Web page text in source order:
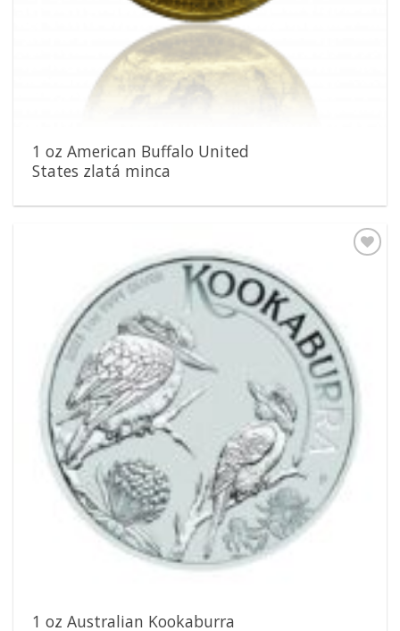
1 oz American Buffalo United
States zlatá minca
1 oz Australian Kookaburra